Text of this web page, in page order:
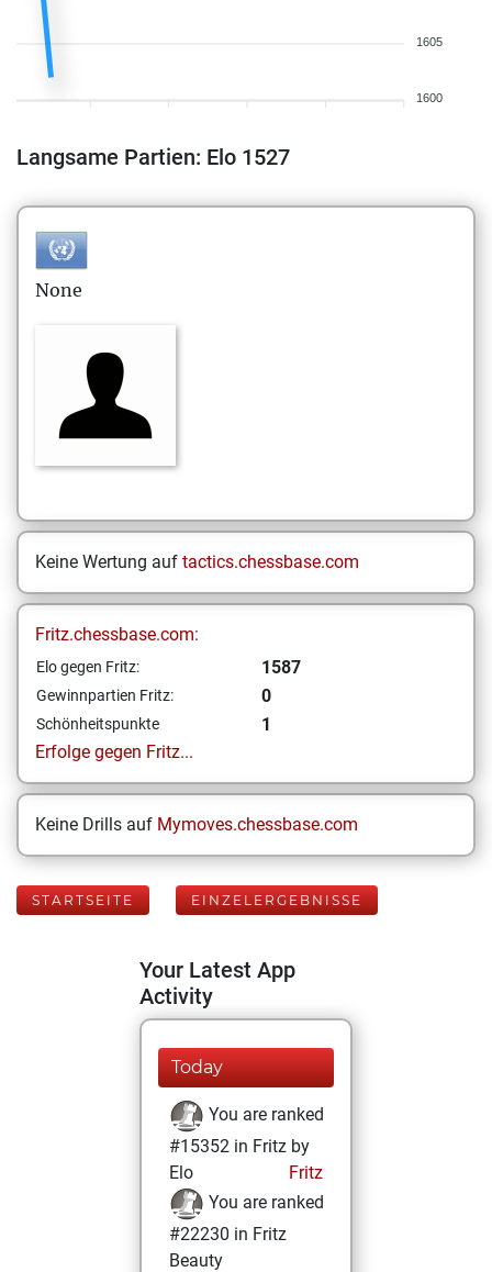
1605
1600
Langsame Partien: Elo 1527
None
Keine Wertung auf tactics.chessbase.com
Fritz.chessbase.com:
Elo gegen Fritz: 1587
Gewinnpartien Fritz: 0
Schönheitspunkte
1
Erfolge gegen Fritz...
Keine Drills auf Mymoves.chessbase.com
STARTSEITE EINZELERGEBNISSE
Your Latest App
Activity
Today
You are ranked
#15352 in Fritz by
Elo
Fritz
You are ranked
#22230 in Fritz
Beauty